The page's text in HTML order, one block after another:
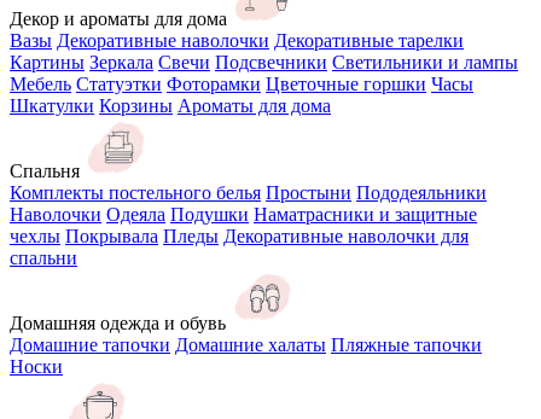
Декор и ароматы для дома
Вазы Декоративные наволочки Декоративные тарелки
Картины Зеркала Свечи Подсвечники Светильники и лампы
Мебель Статуэтки Фоторамки Цветочные горшки Часы
Шкатулки Корзины Ароматы для дома
Спальня
Комплекты постельного белья Простыни Пододеяльники
Наволочки Одеяла Подушки Наматрасники и защитные
чехлы Покрывала Пледы Декоративные наволочки для
спальни
Домашняя одежда и обувь
Домашние тапочки Домашние халаты Пляжные тапочки
Носки